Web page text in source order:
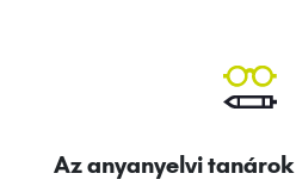
Az anyanyelvi tanárok